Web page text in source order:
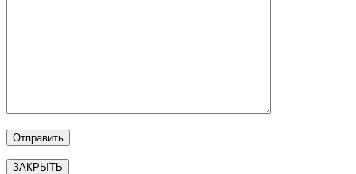
ЗАКРЫТЬ